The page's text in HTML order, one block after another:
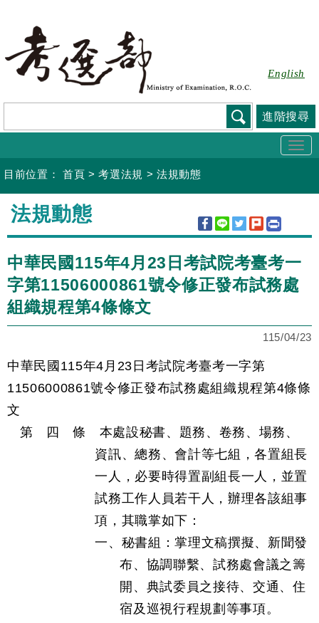
要
容
English
進階搜尋
目前位置： 首頁 >考選法規 >法規動態
:::
法規動態
中華民國115年4月23日考試院考臺考一
字第11506000861號令修正發布試務處
組織規程第4條條文
115/04/23
中華民國115年4月23日考試院考臺考一字第
11506000861號令修正發布試務處組織規程第4條條
文
第 四 條 本處設秘書、題務、卷務、場務、
資訊、總務、會計等七組，各置組長
一人，必要時得置副組長一人，並置
試務工作人員若干人，辦理各該組事
項，其職掌如下：
一、秘書組：掌理文稿撰擬、新聞發
布、協調聯繫、試務處會議之籌
開、典試委員之接待、交通、住
宿及巡視行程規劃等事項。